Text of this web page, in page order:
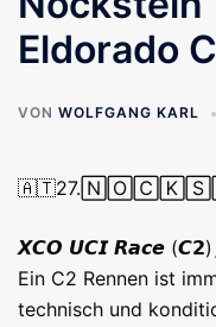
Eldorado
VON WOLFGANG KARL
𝙓𝘾𝙊 𝙐𝘾𝙄 𝙍𝙖𝙘𝙚 (𝘾𝟮)
Ein C2 Rennen ist
technisch und